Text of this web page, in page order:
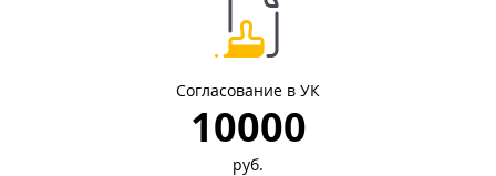
Согласование в УК
10000
руб.